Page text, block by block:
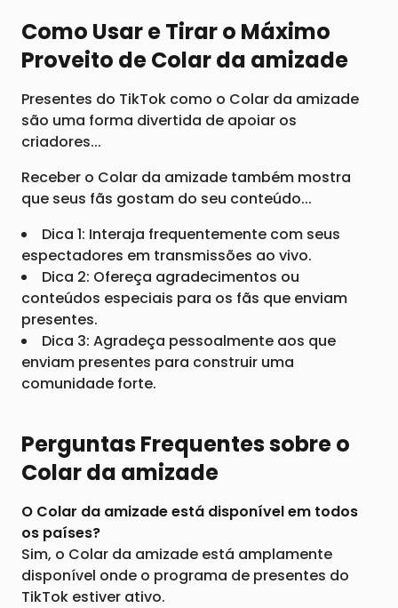
Como Usar e Tirar o Máximo
Proveito de Colar da amizade
Presentes do TikTok como o Colar da amizade
são uma forma divertida de apoiar os
criadores...
Receber o Colar da amizade também mostra
que seus fãs gostam do seu conteúdo...
Dica 1: Interaja frequentemente com seus
espectadores em transmissões ao vivo.
Dica 2: Ofereça agradecimentos ou
conteúdos especiais para os fãs que enviam
presentes.
Dica 3: Agradeça pessoalmente aos que
enviam presentes para construir uma
comunidade forte.
Perguntas Frequentes sobre o
Colar da amizade
O Colar da amizade está disponível em todos
os países?
Sim, o Colar da amizade está amplamente
disponível onde o programa de presentes do
TikTok estiver ativo.